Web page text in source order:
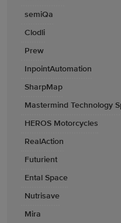
semiQa
Clodli
Prew
InpointAutomation
SharpMap
Mastermind Technology
HEROS Motorcycles
RealAction
Futurient
Ental Space
Nutrisave
Mira